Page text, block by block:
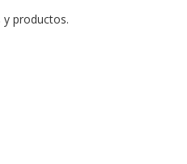
y productos.